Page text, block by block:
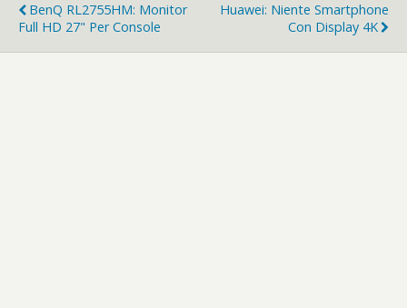
BenQ RL2755HM: Monitor
Full HD 27" Per Console
Huawei: Niente Smartphone
Con Display 4K